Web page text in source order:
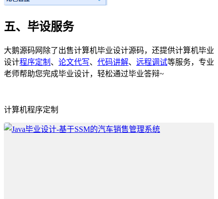
五、毕设服务
大鹅源码网除了出售计算机毕业设计源码，还提供计算机毕业
设计程序定制 、 论文代写、 代码讲解、 远程调试等服务，专业
老师帮助您完成毕业设计，轻松通过毕业答辩~
计算机程序定制